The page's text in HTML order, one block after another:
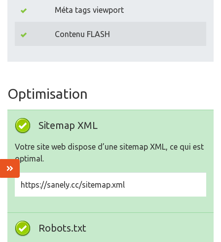
Méta tags viewport
Contenu FLASH
Optimisation
Sitemap XML
Votre site web dispose d’une sitemap XML, ce qui est
optimal.
https://sanely.cc/sitemap.xml
Robots.txt